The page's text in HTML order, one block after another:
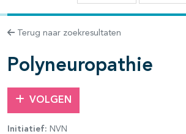
Terug naar zoekresultaten
Polyneuropathie
VOLGEN
Initiatief: NVN
binnen deze richtlijn